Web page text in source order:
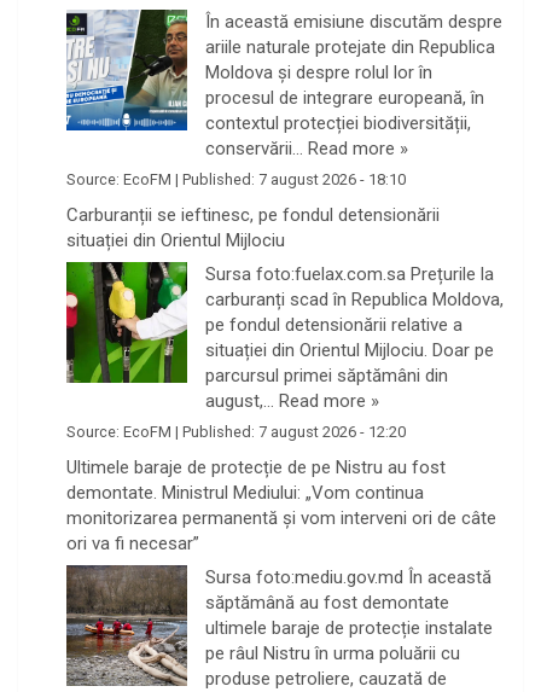
În această emisiune discutăm despre
ariile naturale protejate din Republica
Moldova și despre rolul lor în
procesul de integrare europeană, în
contextul protecției biodiversității,
conservării… Read more »
Source: EcoFM | Published: 7 august 2026 - 18:10
Carburanții se ieftinesc, pe fondul detensionării
situației din Orientul Mijlociu
Sursa foto:fuelax.com.sa Prețurile la
carburanți scad în Republica Moldova,
pe fondul detensionării relative a
situației din Orientul Mijlociu. Doar pe
parcursul primei săptămâni din
august,… Read more »
Source: EcoFM | Published: 7 august 2026 - 12:20
Ultimele baraje de protecție de pe Nistru au fost
demontate. Ministrul Mediului: „Vom continua
monitorizarea permanentă și vom interveni ori de câte
ori va fi necesar”
Sursa foto:mediu.gov.md În această
săptămână au fost demontate
ultimele baraje de protecție instalate
pe râul Nistru în urma poluării cu
produse petroliere, cauzată de